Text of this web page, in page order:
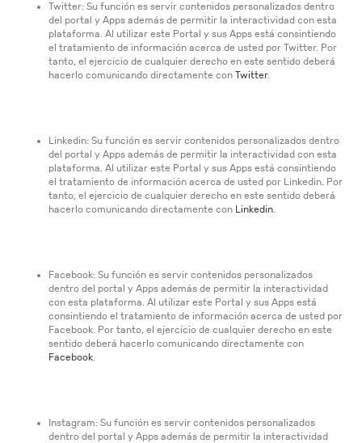
Twitter: Su función es servir contenidos personalizados dentro
del portal y Apps además de permitir la interactividad con esta
plataforma. Al utilizar este Portal y sus Apps está consintiendo
el tratamiento de información acerca de usted por Twitter. Por
tanto, el ejercicio de cualquier derecho en este sentido deberá
hacerlo comunicando directamente con Twitter.
Linkedin: Su función es servir contenidos personalizados dentro
del portal y Apps además de permitir la interactividad con esta
plataforma. Al utilizar este Portal y sus Apps está consintiendo
el tratamiento de información acerca de usted por Linkedin. Por
tanto, el ejercicio de cualquier derecho en este sentido deberá
hacerlo comunicando directamente con Linkedin.
Facebook: Su función es servir contenidos personalizados
dentro del portal y Apps además de permitir la interactividad
con esta plataforma. Al utilizar este Portal y sus Apps está
consintiendo el tratamiento de información acerca de usted por
Facebook. Por tanto, el ejercicio de cualquier derecho en este
sentido deberá hacerlo comunicando directamente con
Facebook.
Instagram: Su función es servir contenidos personalizados
dentro del portal y Apps además de permitir la interactividad